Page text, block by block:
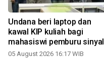
Undana beri laptop dan
kawal KIP kuliah bagi
mahasiswi pemburu sinyal
05 August 2026 16:17 WIB